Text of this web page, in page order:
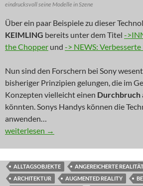
eindrucksvoll seine Modelle in Szene
Über ein paar Beispiele zu dieser
KEIMLING bereits unter dem Titel -
the Chopper und -> NEWS:
Nun sind den Forschern bei Sony
bisheriger Prinzipien gelungen, die im
Konzepten vielleicht einen Durchbruch
könnten. Sonys Handys können die
anwenden…
NEWS: Die Welt ist nicht genug!
weiterlesen →
ALLTAGSOBJEKTE ANGEREICHERTE
ARCHITEKTUR
AUGMENTED REALITY